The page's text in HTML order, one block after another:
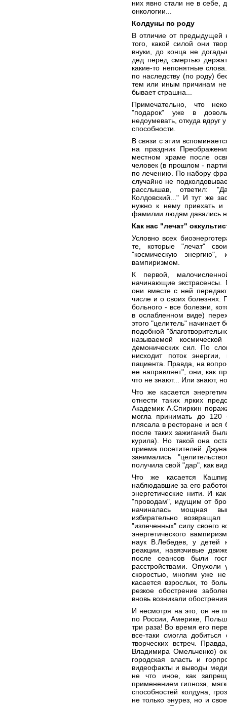
них явно стали не в себе,
онкологии...
Колдуны по роду
В отличие от предыдущей
того, какой силой они
внуки, до конца не
дед перед смертью
какие-то непонятные
по наследству (по роду)
тем или иным причинам не
бывает страшна...
Примечательно, что
"подарок" уже в
недоумевать, откуда вдруг
способности.
В связи с этим
на праздник
местном храме после
человек (в прошлом -
по лечению. По набору
случайно не
расслышав, ответил:
Колдовский..." И тут же
нужно к нему приехать и
фамилии людям давались
Как нас "лечат"
Условно всех
те, которые "лечат"
"космическую энергию",
вампиризмом.
К первой,
начинающие экстрасенсы.
они вместе с ней
числе и о своих болезнях.
больного - все болезни,
в ослабленном виде)
этого "целитель" начинает
подобной
называемой
демонических сил. По
нисходит поток
пациента. Правда, на
ее направляет", они, как
что не знают... Или знают,
Что же касается
отнести таких ярких
Академик А.Спиркин
могла принимать до 120
плясала в ресторане и
после таких зажиганий
курила). Но такой она
приема посетителей.
занимались
получила свой "дар", как
Что же касается
наблюдавшие за его
энергетические нити. И
"проводам", идущим от
начиналась мощная
избирательно
"излеченных" силу своего
энергетического
наук В.Лебедев, у детей
реакции, навязчивые
после сеансов были
расстройствами.
скоростью, многим уже
касается взрослых, то
резкое обострение
вновь возникали
И несмотря на это, он не
по России, Америке,
три раза! Во время его
все-таки смогла
творческих встреч.
Владимира Омельченко)
городская власть и
видеофакты и выводы
не что иное, как
применением гипноза,
способностей колдуна,
не только энурез, но и